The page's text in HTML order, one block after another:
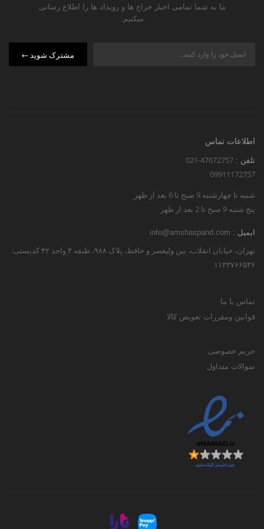
ما به شما تمامی اخبار حراج ها و رویداد ها را اطلاع رسانی
میکنیم.
مشترک شوید
اطلاعات تماس
تلفن : 021-47672757
09911172757
شنبه تا چهارشنبه 9 صبح تا 6 بعد از ظهر
پنج شنبه 9 صبح تا 2 بعد از ظهر
ایمیل : info@amshaspand.com
تهران، خیابان انقلاب، بین ولیعصر و حافظ، پلاک ۹۸۸، طبقه ۴ واحد ۴۲ کدپستی:
۱۱۳۳۷۶۶۵۳۶
تماس با ما
قوانین ومقررات تعویض کالا
حریم خصوصی
سوالات متداول